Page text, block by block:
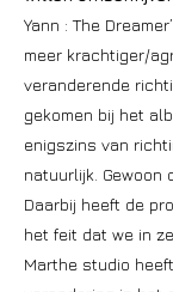
Yann : The
meer krachtiger/
veranderende
gekomen bij het
enigszins van
natuurlijk. Gewoon
Daarbij heeft de
het feit dat we in
Marthe studio